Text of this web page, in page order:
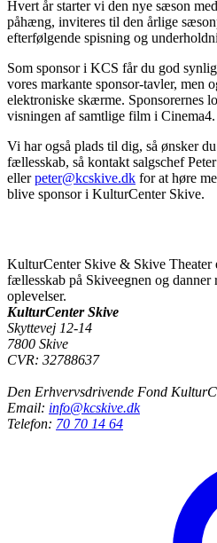
Hvert år starter vi den nye sæson
påhæng, inviteres til den årlige
efterfølgende spisning og
Som sponsor i KCS får du god
vores markante sponsor-tavler, men
elektroniske skærme. Sponsorernes
visningen af samtlige film i Cinema4.
Vi har også plads til dig, så ønsker
fællesskab, så kontakt salgschef
ellerpeter@kcskive.dk for at høre
blive sponsor i KulturCenter Skive.
KulturCenter Skive & Skive
fællesskab på Skiveegnen og
oplevelser.
KulturCenter Skive
Skyttevej 12-14
7800 Skive
CVR: 32788637
Den Erhvervsdrivende Fond
Email: info@kcskive.dk
Telefon: 70 70 14 64